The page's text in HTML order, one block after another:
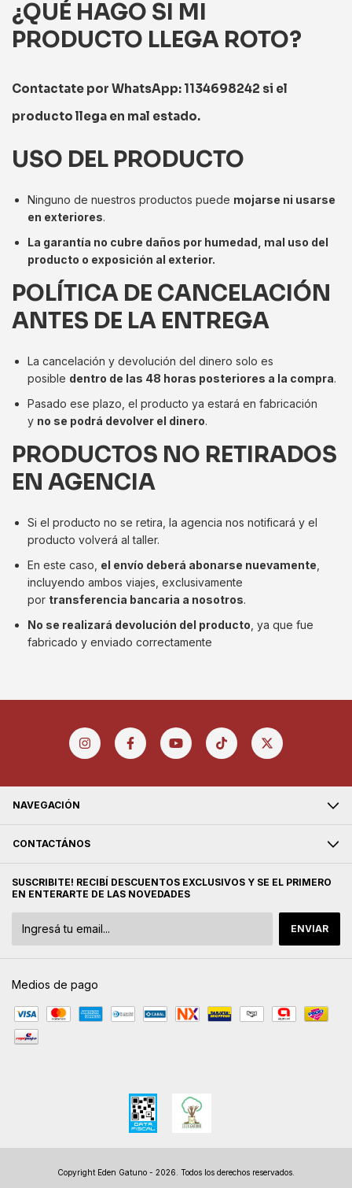
¿QUÉ HAGO SI MI
PRODUCTO LLEGA ROTO?
Contactate por WhatsApp: 1134698242 si el
producto llega en mal estado.
USO DEL PRODUCTO
Ninguno de nuestros productos puede mojarse ni usarse
en exteriores.
La garantía no cubre daños por humedad, mal uso del
producto o exposición al exterior.
POLÍTICA DE CANCELACIÓN
ANTES DE LA ENTREGA
La cancelación y devolución del dinero solo es
posible dentro de las 48 horas posteriores a la compra.
Pasado ese plazo, el producto ya estará en fabricación
y no se podrá devolver el dinero.
PRODUCTOS NO RETIRADOS
EN AGENCIA
Si el producto no se retira, la agencia nos notificará y el
producto volverá al taller.
En este caso, el envío deberá abonarse nuevamente
incluyendo ambos viajes, exclusivamente
por transferencia bancaria a nosotros.
No se realizará devolución del producto , ya que fue
fabricado y enviado correctamente
NAVEGACIÓN
CONTACTÁNOS
SUSCRIBITE! RECIBÍ DESCUENTOS EXCLUSIVOS Y SE EL PRIMERO
EN ENTERARTE DE LAS NOVEDADES
Medios de pago
Copyright Eden Gatuno - 2026. Todos los derechos reservados.